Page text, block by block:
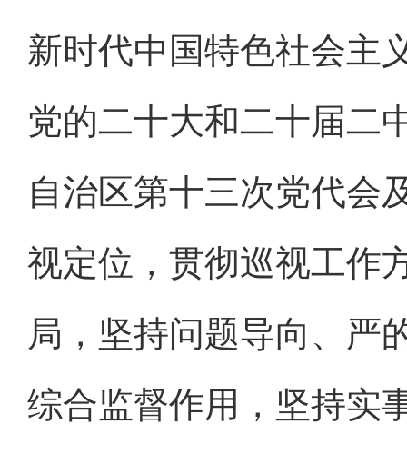
新时代中国特色社会主
党的二十大和二十届二
自治区第十三次党代会
视定位，贯彻巡视工作
局，坚持问题导向、严
综合监督作用，坚持实